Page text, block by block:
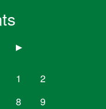
▸
1
2
8
9